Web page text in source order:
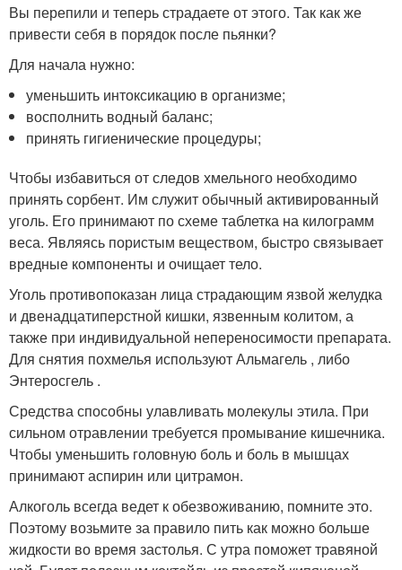
Вы перепили и теперь страдаете от этого. Так как же
привести себя в порядок после пьянки?
Для начала нужно:
уменьшить интоксикацию в организме;
восполнить водный баланс;
принять гигиенические процедуры;
Чтобы избавиться от следов хмельного необходимо
принять сорбент. Им служит обычный активированный
уголь. Его принимают по схеме таблетка на килограмм
веса. Являясь пористым веществом, быстро связывает
вредные компоненты и очищает тело.
Уголь противопоказан лица страдающим язвой желудка
и двенадцатиперстной кишки, язвенным колитом, а
также при индивидуальной непереносимости препарата.
Для снятия похмелья используют Альмагель , либо
Энтеросгель .
Средства способны улавливать молекулы этила. При
сильном отравлении требуется промывание кишечника.
Чтобы уменьшить головную боль и боль в мышцах
принимают аспирин или цитрамон.
Алкоголь всегда ведет к обезвоживанию, помните это.
Поэтому возьмите за правило пить как можно больше
жидкости во время застолья. С утра поможет травяной